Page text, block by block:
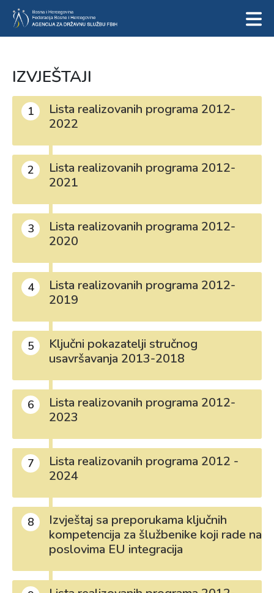
IZVJEŠTAJI
1
Lista realizovanih programa 2012-
2022
2
Lista realizovanih programa 2012-
2021
3
Lista realizovanih programa 2012-
2020
4
Lista realizovanih programa 2012-
2019
5
Ključni pokazatelji stručnog
usavršavanja 2013-2018
6
Lista realizovanih programa 2012-
2023
7
Lista realizovanih programa 2012 -
2024
8
Izvještaj sa preporukama ključnih
kompetencija za šlužbenike koji rade na
poslovima EU integracija